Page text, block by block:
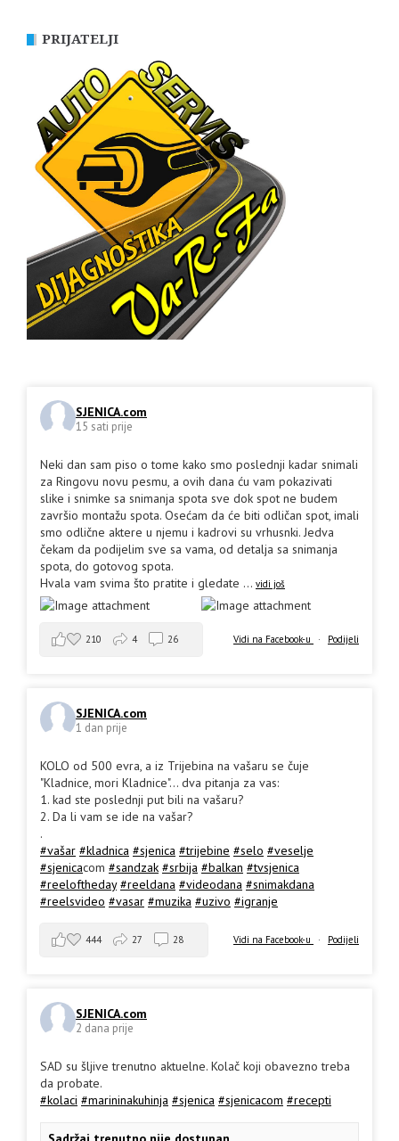
PRIJATELJI
SJENICA.com
15 sati prije
Neki dan sam piso o tome kako smo poslednji kadar snimali
za Ringovu novu pesmu, a ovih dana ću vam pokazivati
slike i snimke sa snimanja spota sve dok spot ne budem
završio montažu spota. Osećam da će biti odličan spot, imali
smo odlične aktere u njemu i kadrovi su vrhusnki. Jedva
čekam da podijelim sve sa vama, od detalja sa snimanja
spota, do gotovog spota.
Hvala vam svima što pratite i gledate ... vidi još
Vidi na Facebook-u · Podijeli
210 4 26
SJENICA.com
1 dan prije
KOLO od 500 evra, a iz Trijebina na vašaru se čuje
"Kladnice, mori Kladnice"... dva pitanja za vas:
1. kad ste poslednji put bili na vašaru?
2. Da li vam se ide na vašar?
.
#vašar #kladnica #sjenica #trijebine #selo #veselje
#sjenicacom #sandzak #srbija #balkan #tvsjenica
#reeloftheday #reeldana #videodana #snimakdana
#reelsvideo #vasar #muzika #uzivo #igranje
Vidi na Facebook-u · Podijeli
444 27 28
SJENICA.com
2 dana prije
SAD su šljive trenutno aktuelne. Kolač koji obavezno treba
da probate.
#kolaci #marininakuhinja #sjenica #sjenicacom #recepti